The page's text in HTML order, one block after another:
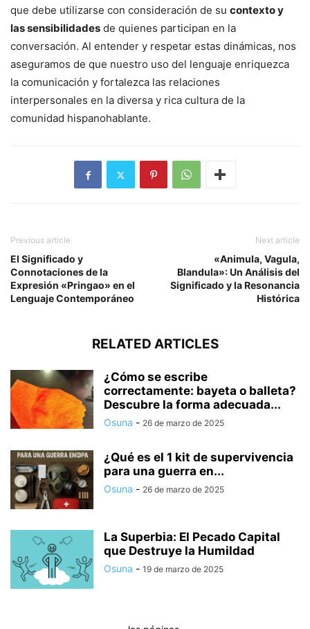
que debe utilizarse con consideración de su contexto y
las sensibilidades de quienes participan en la
conversación. Al entender y respetar estas dinámicas, nos
aseguramos de que nuestro uso del lenguaje enriquezca
la comunicación y fortalezca las relaciones
interpersonales en la diversa y rica cultura de la
comunidad hispanohablante.
Previous article
El Significado y
Connotaciones de la
Expresión «Pringao» en el
Lenguaje Contemporáneo
Next article
«Animula, Vagula,
Blandula»: Un Análisis del
Significado y la Resonancia
Histórica
RELATED ARTICLES
¿Cómo se escribe
correctamente: bayeta o balleta?
Descubre la forma adecuada...
Osuna - 26 de marzo de 2025
¿Qué es el 1 kit de supervivencia
para una guerra en...
Osuna - 26 de marzo de 2025
La Superbia: El Pecado Capital
que Destruye la Humildad
Osuna - 19 de marzo de 2025